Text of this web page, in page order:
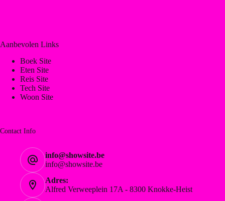
Aanbevolen Links
Boek Site
Eten Site
Reis Site
Tech Site
Woon Site
Contact Info
info@showsite.be
info@showsite.be
Adres:
Alfred Verweeplein 17A - 8300 Knokke-Heist